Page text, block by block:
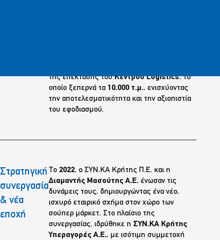
της επέκτασης τουΚέντρου Logistics, το
οποίο ξεπερνά τα 10.000 τ.μ., ενισχύοντας
την αποτελεσματικότητα και την αξιοπιστία
του εφοδιασμού.
Στρατηγική
συνεργασία
& νέα
εποχή
Το 2022, ο ΣΥΝ.ΚΑ Κρήτης Π.Ε. και η
Διαμαντής Μασούτης Α.Ε. ένωσαν τις
δυνάμεις τους, δημιουργώντας ένα νέο,
ισχυρό εταιρικό σχήμα στον χώρο των
σούπερ μάρκετ. Στο πλαίσιο της
συνεργασίας, ιδρύθηκε η ΣΥΝ.ΚΑ Κρήτης
Υπεραγορές Α.Ε., με ισότιμη συμμετοχή